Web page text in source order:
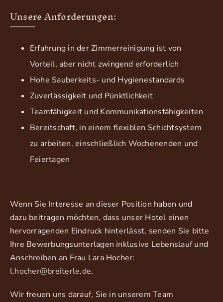
Unsere Anforderungen:
Erfahrung in der Zimmerreinigung ist von
Vorteil, aber nicht zwingend erforderlich
Hohe Sauberkeits- und Hygienestandards
Zuverlässigkeit und Pünktlichkeit
Teamfähigkeit und Kommunikationsfähigkeiten
Bereitschaft, in einem flexiblen Schichtsystem
zu arbeiten, einschließlich Wochenenden und
Feiertagen
Wenn Sie Interesse an dieser Position haben und
dazu beitragen möchten, dass unser Hotel einen
hervorragenden Eindruck hinterlässt, senden Sie bitte
Ihre Bewerbungsunterlagen inklusive Lebenslauf und
Anschreiben an Frau Lara Hocher:
l.hocher@breiterle.de.
Wir freuen uns darauf, Sie in unserem Team